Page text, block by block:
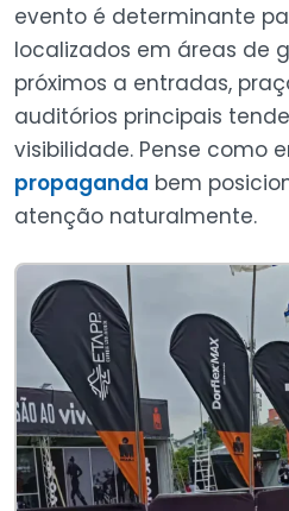
evento é determinante
localizados em áreas de
próximos a entradas,
auditórios principais
visibilidade. Pense como
propaganda bem
atenção naturalmente.